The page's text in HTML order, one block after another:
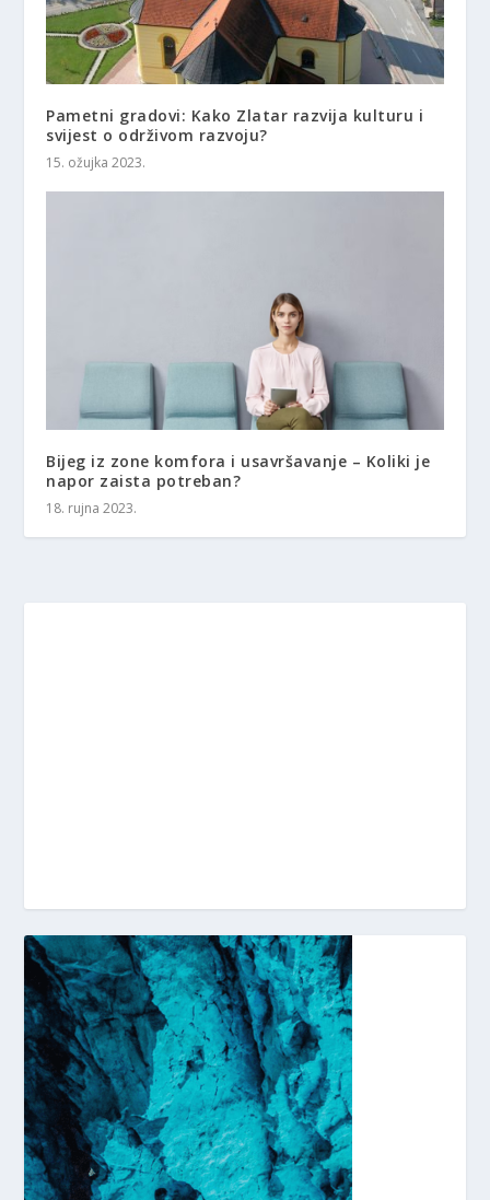
Pametni gradovi: Kako Zlatar razvija kulturu i
svijest o održivom razvoju?
15. ožujka 2023.
Bijeg iz zone komfora i usavršavanje – Koliki je
napor zaista potreban?
18. rujna 2023.